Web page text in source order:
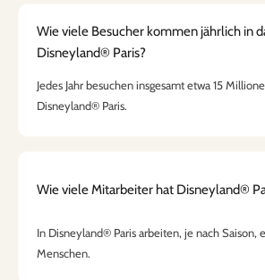
Wie viele Besucher kommen jährlich in
Disneyland® Paris?
Jedes Jahr besuchen insgesamt etwa 15
Disneyland® Paris.
Wie viele Mitarbeiter hat Disneyland®
In Disneyland® Paris arbeiten, je nach Saison,
Menschen.